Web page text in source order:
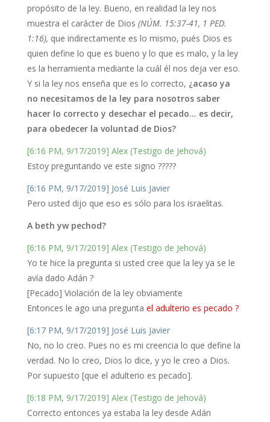
propósito de la ley. Bueno, en realidad la ley nos
muestra el carácter de Dios (NÚM. 15:37-41, 1 PED.
1:16), que indirectamente es lo mismo, pués Dios es
quien define lo que es bueno y lo que es malo, y la ley
es la herramienta mediante la cuál él nos deja ver eso.
Y si la ley nos enseña que es lo correcto, ¿acaso ya
no necesitamos de la ley para nosotros saber
hacer lo correcto y desechar el pecado… es decir,
para obedecer la voluntad de Dios?
[6:16 PM, 9/17/2019] Alex (Testigo de Jehová)
Estoy preguntando ve este signo ?????
[6:16 PM, 9/17/2019] José Luis Javier
Pero usted dijo que eso es sólo para los israelitas.
A beth yw pechod?
[6:16 PM, 9/17/2019] Alex (Testigo de Jehová)
Yo te hice la pregunta si usted cree que la ley ya se le
avía dado Adán ?
[Pecado] Violación de la ley obviamente
Entonces le ago una pregunta el adulterio es pecado ?
[6:17 PM, 9/17/2019] José Luis Javier
No, no lo creo. Pues no es mi creencia lo que define la
verdad. No lo creo, Dios lo dice, y yo le creo a Dios.
Por supuesto [que el adulterio es pecado].
[6:18 PM, 9/17/2019] Alex (Testigo de Jehová)
Correcto entonces ya estaba la ley desde Adán